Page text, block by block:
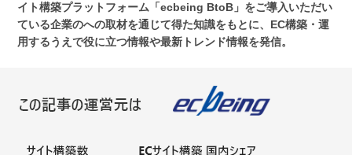
イト構築プラットフォーム「ecbeing BtoB」をご導入いただい
ている企業のへの取材を通じて得た知識をもとに、EC構築・運
用するうえで役に立つ情報や最新トレンド情報を発信。